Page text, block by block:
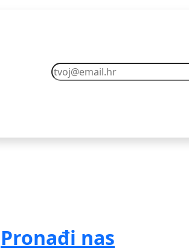
Pronađi nas